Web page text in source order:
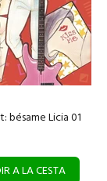
bésame Licia 01
A LA CESTA